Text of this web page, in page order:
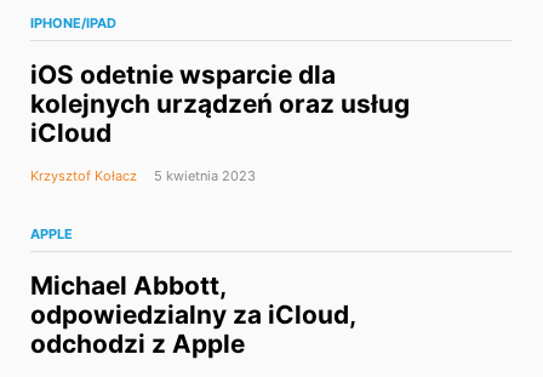
IPHONE/IPAD
iOS odetnie wsparcie dla
kolejnych urządzeń oraz usług
iCloud
Krzysztof Kołacz 5 kwietnia 2023
APPLE
Michael Abbott,
odpowiedzialny za iCloud,
odchodzi z Apple